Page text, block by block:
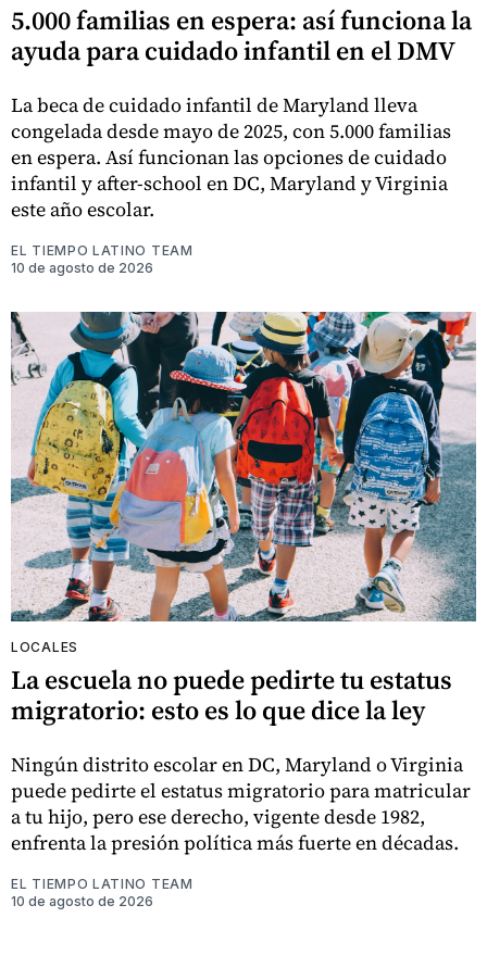
5.000 familias en espera: así funciona la
ayuda para cuidado infantil en el DMV
La beca de cuidado infantil de Maryland lleva
congelada desde mayo de 2025, con 5.000 familias
en espera. Así funcionan las opciones de cuidado
infantil y after-school en DC, Maryland y Virginia
este año escolar.
EL TIEMPO LATINO TEAM
10 de agosto de 2026
LOCALES
La escuela no puede pedirte tu estatus
migratorio: esto es lo que dice la ley
Ningún distrito escolar en DC, Maryland o Virginia
puede pedirte el estatus migratorio para matricular
a tu hijo, pero ese derecho, vigente desde 1982,
enfrenta la presión política más fuerte en décadas.
EL TIEMPO LATINO TEAM
10 de agosto de 2026